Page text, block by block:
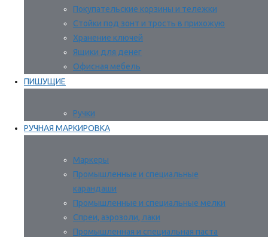
Покупательские корзины и тележки
Стойки под зонт и трость в прихожую
Хранение ключей
Ящики для денег
Офисная мебель
ПИШУЩИЕ
Ручки
РУЧНАЯ МАРКИРОВКА
Маркеры
Промышленные и специальные
карандаши
Промышленные и специальные мелки
Спреи, аэрозоли, лаки
Промышленная и специальная паста